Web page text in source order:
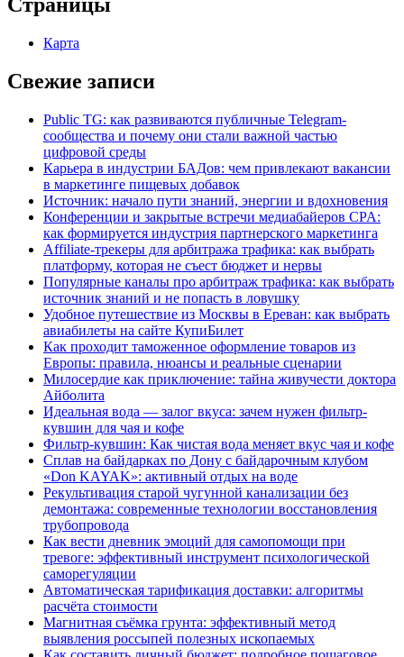
Страницы
Карта
Свежие записи
Public TG: как развиваются публичные Telegram-
сообщества и почему они стали важной частью
цифровой среды
Карьера в индустрии БАДов: чем привлекают вакансии
в маркетинге пищевых добавок
Источник: начало пути знаний, энергии и вдохновения
Конференции и закрытые встречи медиабайеров CPA:
как формируется индустрия партнерского маркетинга
Affiliate-трекеры для арбитража трафика: как выбрать
платформу, которая не съест бюджет и нервы
Популярные каналы про арбитраж трафика: как выбрать
источник знаний и не попасть в ловушку
Удобное путешествие из Москвы в Ереван: как выбрать
авиабилеты на сайте КупиБилет
Как проходит таможенное оформление товаров из
Европы: правила, нюансы и реальные сценарии
Милосердие как приключение: тайна живучести доктора
Айболита
Идеальная вода — залог вкуса: зачем нужен фильтр-
кувшин для чая и кофе
Фильтр-кувшин: Как чистая вода меняет вкус чая и кофе
Сплав на байдарках по Дону с байдарочным клубом
«Don KAYAK»: активный отдых на воде
Рекультивация старой чугунной канализации без
демонтажа: современные технологии восстановления
трубопровода
Как вести дневник эмоций для самопомощи при
тревоге: эффективный инструмент психологической
саморегуляции
Автоматическая тарификация доставки: алгоритмы
расчёта стоимости
Магнитная съёмка грунта: эффективный метод
выявления россыпей полезных ископаемых